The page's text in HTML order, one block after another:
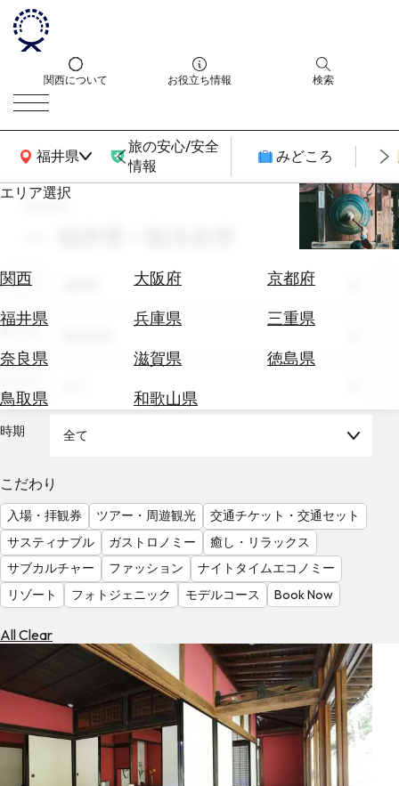
関西について お役立ち情報 検索
福井県
関西広域MAP
旅の安心/安全
情報
みどころ
エリア選択
関西 大阪府
京都府
福井県
兵庫県
三重県
奈良県
滋賀県
徳島県
鳥取県
和歌山県
エ
券
テ
を
調
べ
る
天
気
を
見
る
search
エリア
テーマ
時期 全て
こだわり
入場・拝観券 ツアー・周遊観光
交通チケット・交通セット
サスティナブル
ガストロノミー
癒し・リラックス
サブカルチャー
ファッション
ナイトタイムエコノミー
リゾート
フォトジェニック モデルコース Book Now
All Clear